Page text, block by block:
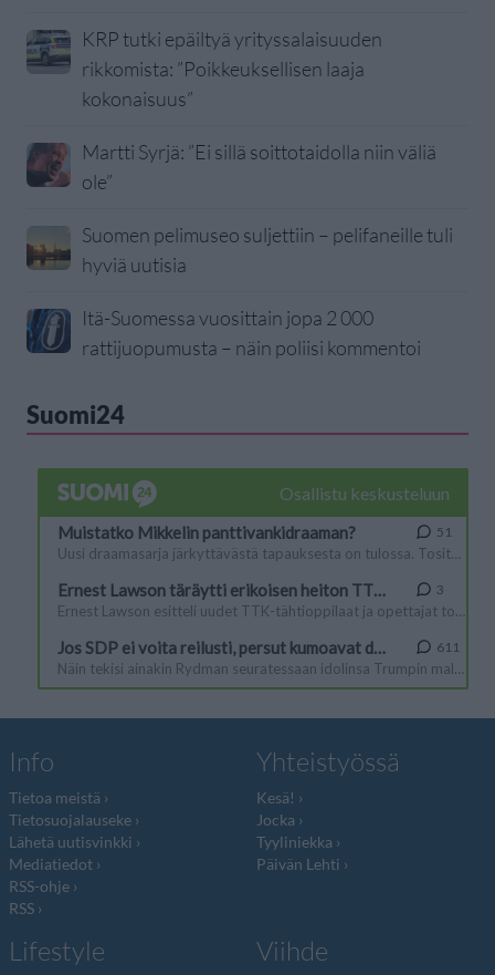
KRP tutki epäiltyä yrityssalaisuuden
rikkomista: ”Poikkeuksellisen laaja
kokonaisuus”
Martti Syrjä: ”Ei sillä soittotaidolla niin väliä
ole”
Suomen pelimuseo suljettiin – pelifaneille tuli
hyviä uutisia
Itä-Suomessa vuosittain jopa 2 000
rattijuopumusta – näin poliisi kommentoi
Suomi24
Info
Tietoa meistä
Tietosuojalauseke
Lähetä uutisvinkki
Mediatiedot
RSS-ohje
RSS
Yhteistyössä
Kesä!
Jocka
Tyyliniekka
Päivän Lehti
Lifestyle Viihde